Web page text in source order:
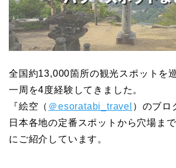
全国約13,000箇所の観光スポットを
一周を4度経験してきました。
『絵空（ ＠esoratabi_travel ）のブロ
日本各地の定番スポットから穴場ま
にご紹介しています。